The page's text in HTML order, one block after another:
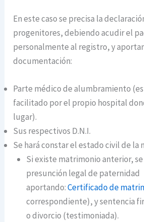
En este caso se precisa la
progenitores, debiendo acudir el
personalmente al registro, y
documentación:
Parte médico de alumbramiento
facilitado por el propio hospital
lugar).
Sus respectivos D.N.I.
Se hará constar el estado civil de la
Si existe matrimonio anterior,
presunción legal de paternidad
aportando:Certificado de
correspondiente), y sentencia
o divorcio (testimoniada).